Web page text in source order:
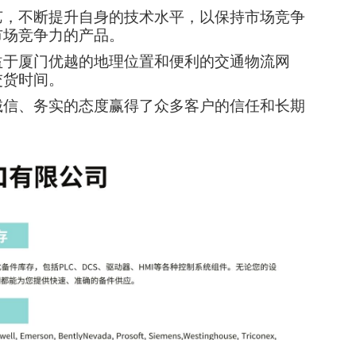
不断提升自身的技术水平，以保持市场竞争
竞争力的产品。
厦门优越的地理位置和便利的交通物流网
时间。
、务实的态度赢得了众多客户的信任和长期